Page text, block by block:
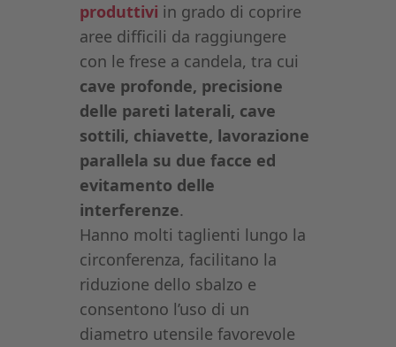
produttivi in grado di coprire
aree difficili da raggiungere
con le frese a candela, tra cui
cave profonde, precisione
delle pareti laterali, cave
sottili, chiavette, lavorazione
parallela su due facce ed
evitamento delle
interferenze.
Hanno molti taglienti lungo la
circonferenza, facilitano la
riduzione dello sbalzo e
consentono l’uso di un
diametro utensile favorevole